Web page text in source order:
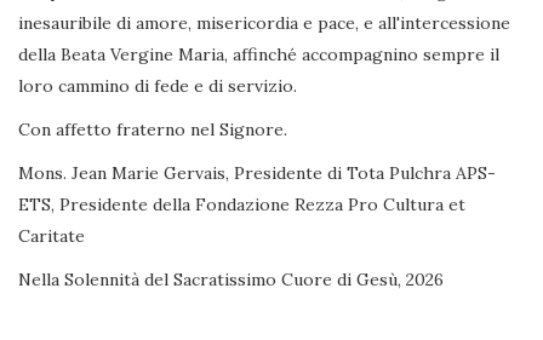
inesauribile di amore, misericordia e pace, e all'intercessione
della Beata Vergine Maria, affinché accompagnino sempre il
loro cammino di fede e di servizio.
Con affetto fraterno nel Signore.
Mons. Jean Marie Gervais, Presidente di Tota Pulchra APS-
ETS, Presidente della Fondazione Rezza Pro Cultura et
Caritate
Nella Solennità del Sacratissimo Cuore di Gesù, 2026